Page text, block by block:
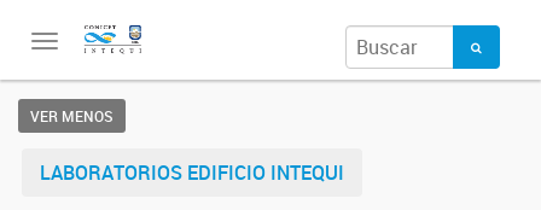
Toggle
VER MENOS
LABORATORIOS EDIFICIO INTEQUI